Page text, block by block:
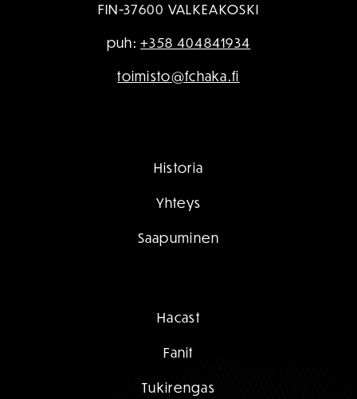
FIN-37600 VALKEAKOSKI
puh:+358 404841934
toimisto@fchaka.fi
Historia
Yhteys
Saapuminen
Hacast
Fanit
Tukirengas